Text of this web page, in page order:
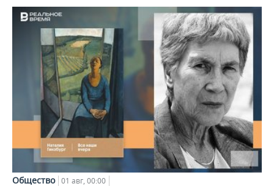
Общество 01 авг, 00:00